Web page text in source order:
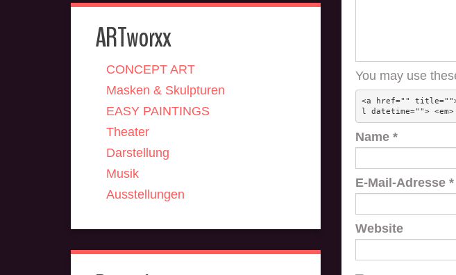
You may use
<a href="" title="">
l datetime="">
Name *
E-Mail-Adresse *
Website
ARTworxx
CONCEPT ART
Masken & Skulpturen
EASY PAINTINGS
Theater
Darstellung
Musik
Ausstellungen